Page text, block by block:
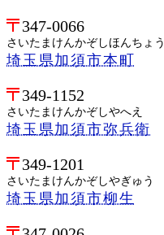
347-0066
さいたまけんかぞしほんちょう
埼玉県加須市本町
349-1152
さいたまけんかぞしやへえ
埼玉県加須市弥兵衛
349-1201
さいたまけんかぞしやぎゅう
埼玉県加須市柳生